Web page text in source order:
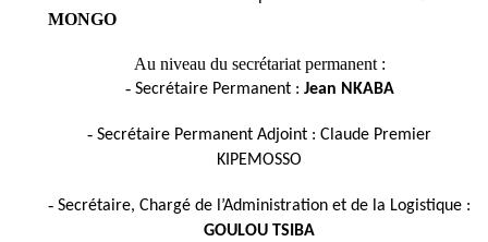
MONGO
Au niveau du secrétariat permanent :
- Secrétaire Permanent : Jean NKABA
- Secrétaire Permanent Adjoint : Claude Premier
KIPEMOSSO
- Secrétaire, Chargé de l’Administration et de la Logistique :
GOULOU TSIBA